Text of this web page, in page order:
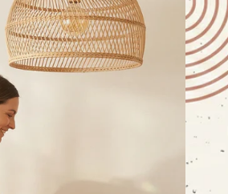
Wir speichern keine